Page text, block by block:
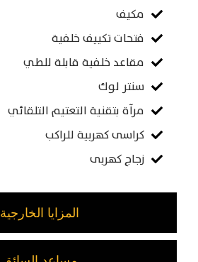
المزايا الخارجية
مكيف
فتحات تكييف خلفية
مقاعد خلفية قابلة للطي
سنتر لوك
مرآة بتقنية التعتيم التلقائي
كراسى كهربية للراكب
زجاج كهربى